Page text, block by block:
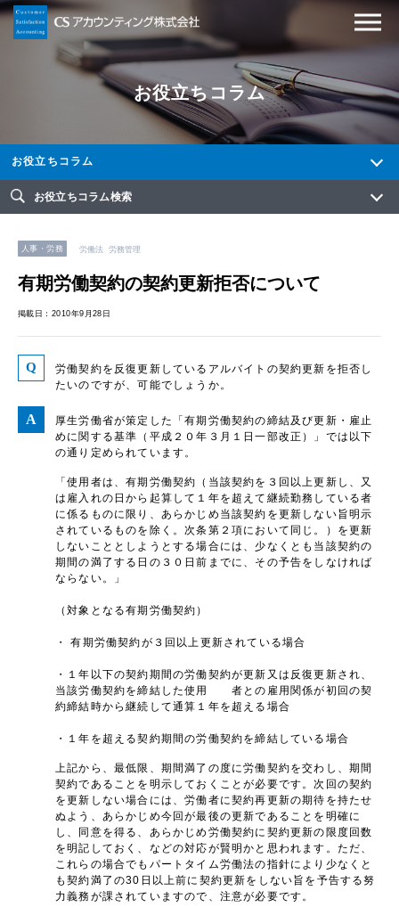
お役立ちコラム
お役立ちコラム
お役立ちコラム検索
人事・労務 労働法 労務管理
有期労働契約の契約更新拒否について
掲載日：2010年9月28日
労働契約を反復更新しているアルバイトの契約更新を拒否し
たいのですが、可能でしょうか。
厚生労働省が策定した「有期労働契約の締結及び更新・雇止
めに関する基準（平成２０年３月１日一部改正）」では以下
の通り定められています。
「使用者は、有期労働契約（当該契約を３回以上更新し、又
は雇入れの日から起算して１年を超えて継続勤務している者
に係るものに限り、あらかじめ当該契約を更新しない旨明示
されているものを除く。次条第２項において同じ。）を更新
しないこととしようとする場合には、少なくとも当該契約の
期間の満了する日の３０日前までに、その予告をしなければ
ならない。」
（対象となる有期労働契約）
・ 有期労働契約が３回以上更新されている場合
・１年以下の契約期間の労働契約が更新又は反復更新され、
当該労働契約を締結した使用 者との雇用関係が初回の契
約締結時から継続して通算１年を超える場合
・１年を超える契約期間の労働契約を締結している場合
上記から、最低限、期間満了の度に労働契約を交わし、期間
契約であることを明示しておくことが必要です。次回の契約
を更新しない場合には、労働者に契約再更新の期待を持たせ
ぬよう、あらかじめ今回が最後の更新であることを明確に
し、同意を得る、あらかじめ労働契約に契約更新の限度回数
を明記しておく、などの対応が賢明かと思われます。ただ、
これらの場合でもパートタイム労働法の指針により少なくと
も契約満了の30日以上前に契約更新をしない旨を予告する努
力義務が課されていますので、注意が必要です。